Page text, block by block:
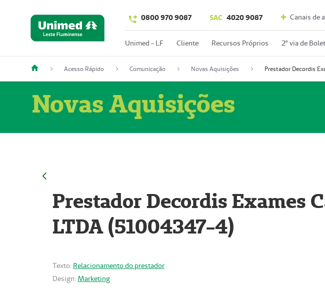
0800 970 9087 SAC 4020 9087 Canais de
Unimed - LF Cliente Recursos Próprios 2º via de
Acesso Rápido Comunicação Novas Aquisições
Novas Aquisições
Prestador Decordis Exames
LTDA (51004347-4)
Texto: Relacionamento do prestador
Design: Marketing